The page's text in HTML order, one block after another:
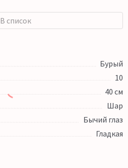
В список
Бурый
10
40 см
Шар
Бычий глаз
Гладкая